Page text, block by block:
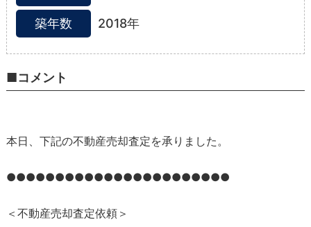
築年数 2018年
■コメント
本日、下記の不動産売却査定を承りました。
●●●●●●●●●●●●●●●●●●●●●●●
＜不動産売却査定依頼＞